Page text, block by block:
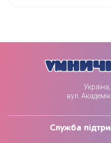
вул.
Служба